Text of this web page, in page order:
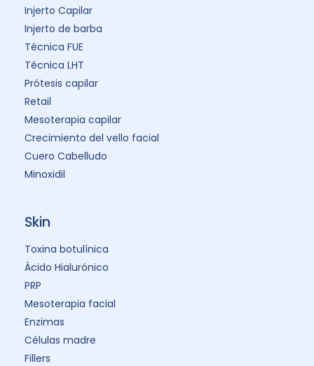
Injerto Capilar
Injerto de barba
Técnica FUE
Técnica LHT
Prótesis capilar
Retail
Mesoterapia capilar
Crecimiento del vello facial
Cuero Cabelludo
Minoxidil
Skin
Toxina botulínica
Ácido Hialurónico
PRP
Mesoterapia facial
Enzimas
Células madre
Fillers